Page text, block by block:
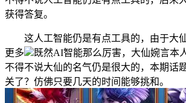
获得答复。
这人工智能仍是有点工具的，由于大
更多
既然AI智能那么厉害，大仙婉言本
不得不说大仙的名气仍是很大的，本期话
关了？仿佛只要几天的时间能够挑和。